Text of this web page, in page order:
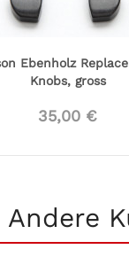
Ebenholz
Knobs, gross
35,00 €
Andere